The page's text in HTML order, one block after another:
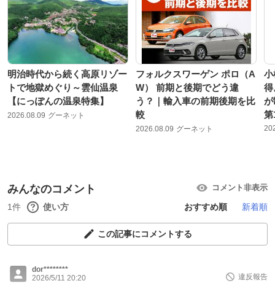
明治時代から続く高原リゾー
トで地獄めぐり～雲仙温泉
【にっぽんの温泉特集】
2026.08.09 グーネット
フォルクスワーゲン ポロ（A
W） 前期と後期でどう違
う？｜輸入車の前期後期を比
較
2026.08.09 グーネット
小
得
が
第
みんなのコメント コメント非表示
1件 使い方 おすすめ順 新着順
この記事にコメントする
dor********
2026/5/11 20:20
違反報告